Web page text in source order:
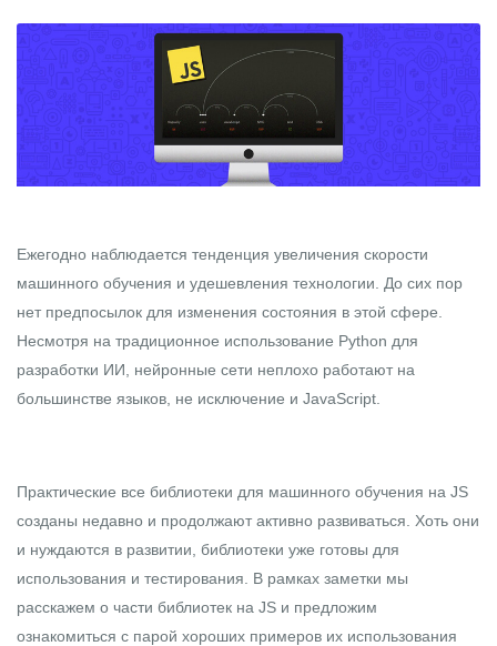
Ежегодно наблюдается тенденция увеличения скорости
машинного обучения и удешевления технологии. До сих пор
нет предпосылок для изменения состояния в этой сфере.
Несмотря на традиционное использование Python для
разработки ИИ, нейронные сети неплохо работают на
большинстве языков, не исключение и JavaScript
Практические все библиотеки для машинного обучения на JS
созданы недавно и продолжают активно развиваться. Хоть они
и нуждаются в развитии, библиотеки уже готовы для
использования и тестирования. В рамках заметки мы
расскажем о части библиотек на JS и предложим
ознакомиться с парой хороших примеров их использования